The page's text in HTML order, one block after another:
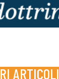
ARTICOLI